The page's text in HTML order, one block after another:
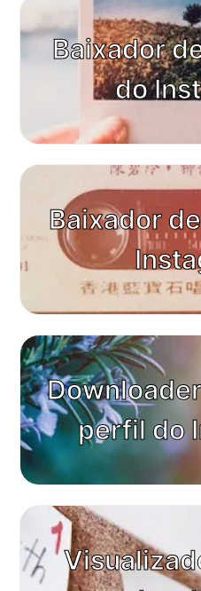
Baixador
do
Baixador
perfil do